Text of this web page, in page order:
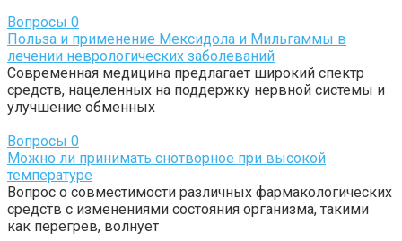
Вопросы 0
Польза и применение Мексидола и Мильгаммы в
лечении неврологических заболеваний
Современная медицина предлагает широкий спектр
средств, нацеленных на поддержку нервной системы и
улучшение обменных
Вопросы 0
Можно ли принимать снотворное при высокой
температуре
Вопрос о совместимости различных фармакологических
средств с изменениями состояния организма, такими
как перегрев, волнует